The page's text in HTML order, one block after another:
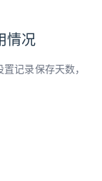
情况
记录保存天数，